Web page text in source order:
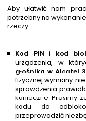
Aby ułatwić nam
potrzebny na
rzeczy.
Kod PIN i kod
urządzenia, w
głośnika wAlcatel
fizycznej wymiany
sprawdzenia
konieczne. Prosimy
kodu do
przeprowadzić